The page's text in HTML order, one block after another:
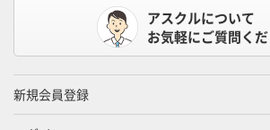
アスクルについて
お気軽にご質問くだ
新規会員登録